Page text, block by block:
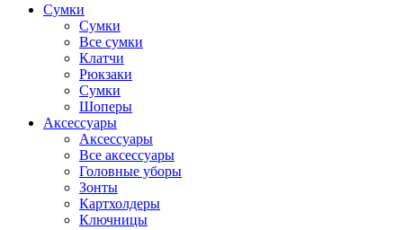
Сумки
Сумки
Все сумки
Клатчи
Рюкзаки
Сумки
Шоперы
Аксессуары
Аксессуары
Все аксессуары
Головные уборы
Зонты
Картхолдеры
Ключницы